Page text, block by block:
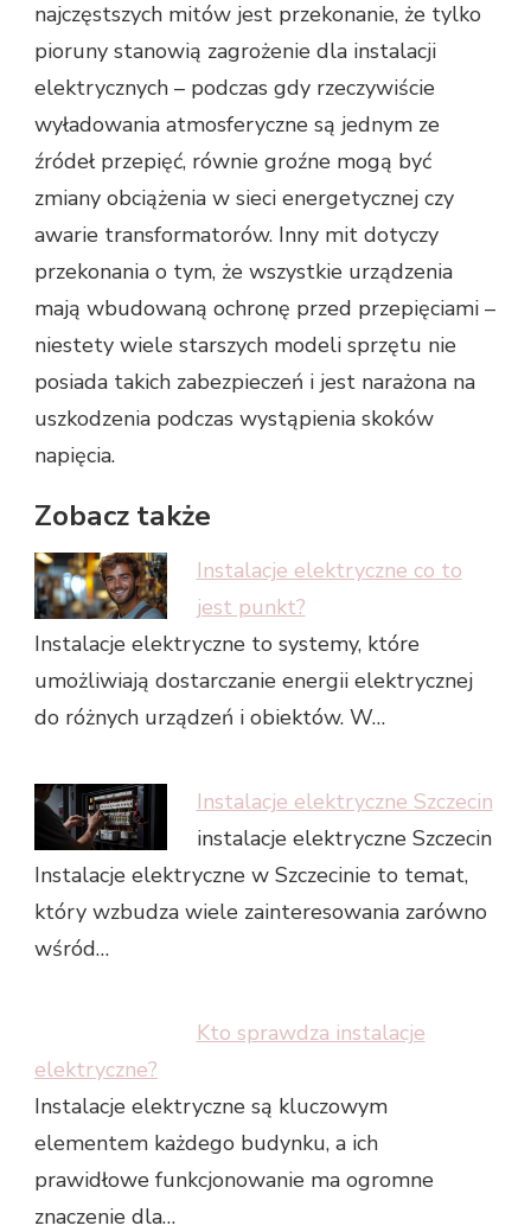
najczęstszych mitów jest przekonanie, że tylko
pioruny stanowią zagrożenie dla instalacji
elektrycznych – podczas gdy rzeczywiście
wyładowania atmosferyczne są jednym ze
źródeł przepięć, równie groźne mogą być
zmiany obciążenia w sieci energetycznej czy
awarie transformatorów. Inny mit dotyczy
przekonania o tym, że wszystkie urządzenia
mają wbudowaną ochronę przed przepięciami –
niestety wiele starszych modeli sprzętu nie
posiada takich zabezpieczeń i jest narażona na
uszkodzenia podczas wystąpienia skoków
napięcia.
Zobacz także
Instalacje elektryczne co to
jest punkt?
Instalacje elektryczne to systemy, które
umożliwiają dostarczanie energii elektrycznej
do różnych urządzeń i obiektów. W…
Instalacje elektryczne Szczecin
instalacje elektryczne Szczecin
Instalacje elektryczne w Szczecinie to temat,
który wzbudza wiele zainteresowania zarówno
wśród…
Kto sprawdza instalacje
elektryczne?
Instalacje elektryczne są kluczowym
elementem każdego budynku, a ich
prawidłowe funkcjonowanie ma ogromne
znaczenie dla…